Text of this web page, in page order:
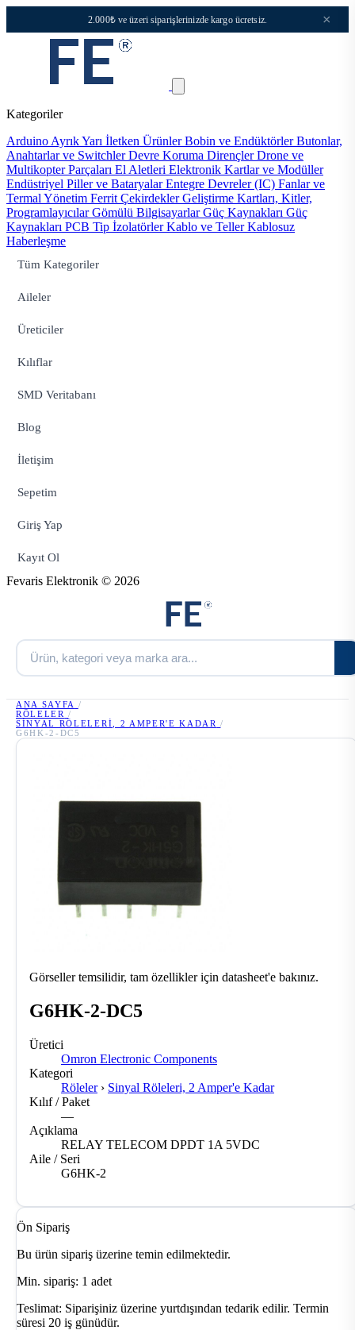
2.000₺ ve üzeri siparişlerinizde kargo ücretsiz. ×
Kategoriler
Arduino Ayrık Yarı İletken ÜrünlerBobin ve EndüktörlerButonlar,
Anahtarlar ve SwitchlerDevre Koruma DirençlerDrone ve
Multikopter Parçaları El Aletleri Elektronik Kartlar ve Modüller
Endüstriyel Piller ve BataryalarEntegre Devreler (IC) Fanlar ve
Termal Yönetim Ferrit ÇekirdeklerGeliştirme Kartları, Kitler,
ProgramlayıcılarGömülü BilgisayarlarGüç Kaynakları Güç
Kaynakları PCB Tip İzolatörlerKablo ve TellerKablosuz
Haberleşme
Tüm Kategoriler
Aileler
Üreticiler
Kılıflar
SMD Veritabanı
Blog
İletişim
Sepetim
Giriş Yap
Kayıt Ol
Fevaris Elektronik © 2026
ANA SAYFA /
RÖLELER
/
SINYAL RÖLELERI, 2 AMPER'E KADAR
/
G6HK-2-DC5
Görseller temsilidir, tam özellikler için datasheet'e bakınız.
G6HK-2-DC5
Üretici
Omron Electronic Components
Kategori
Röleler › Sinyal Röleleri, 2 Amper'e Kadar
Kılıf / Paket
—
Açıklama
RELAY TELECOM DPDT 1A 5VDC
Aile / Seri
G6HK-2
Ön Sipariş
Bu ürün sipariş üzerine temin edilmektedir.
Min. sipariş: 1 adet
Teslimat: Siparişiniz üzerine yurtdışından tedarik edilir. Termin
süresi 20 iş günüdür.